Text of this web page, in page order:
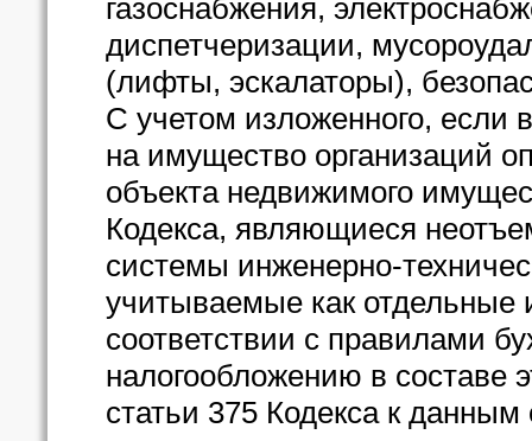
газоснабжения,
диспетчеризации,
(лифты, эскалаторы),
С учетом изложенного, если
на имущество организаций
объекта недвижимого
Кодекса, являющиеся
системы инженерно-
учитываемые как отдельные
соответствии с правилами
налогообложению в составе
статьи 375 Кодекса к